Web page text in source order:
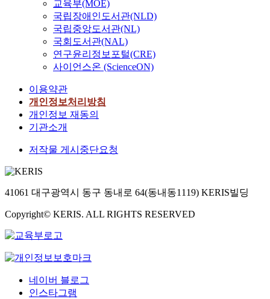
교육부(MOE)
국립장애인도서관(NLD)
국립중앙도서관(NL)
국회도서관(NAL)
연구윤리정보포털(CRE)
사이언스온 (ScienceON)
이용약관
개인정보처리방침
개인정보 재동의
기관소개
저작물 게시중단요청
41061 대구광역시 동구 동내로 64(동내동1119) KERIS빌딩
Copyright© KERIS. ALL RIGHTS RESERVED
네이버 블로그
인스타그램